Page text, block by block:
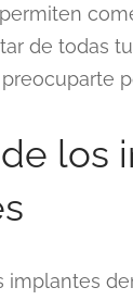
de todas
los
implantes